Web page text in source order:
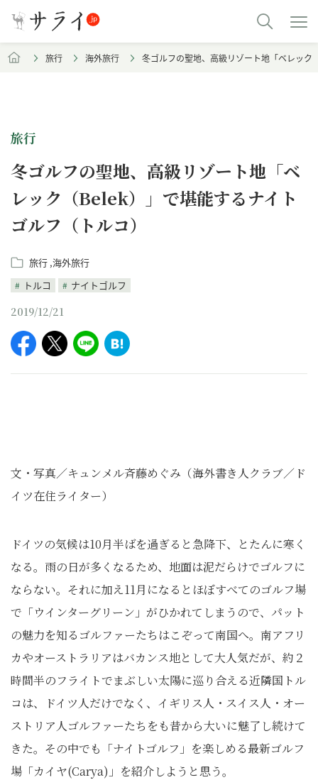
旅行 海外旅行 冬ゴルフの聖地、高級リゾート地「ベレッ
旅行
冬ゴルフの聖地、高級リゾート地「ベ
レック（Belek）」で堪能するナイト
ゴルフ（トルコ）
旅行 海外旅行
トルコ
ナイトゴルフ
2019/12/21
文・写真／キュンメル斉藤めぐみ（海外書き人クラブ／ド
イツ在住ライター）
ドイツの気候は10月半ばを過ぎると急降下、とたんに寒く
なる。雨の日が多くなるため、地面は泥だらけでゴルフに
ならない。それに加え11月になるとほぼすべてのゴルフ場
で「ウインターグリーン」がひかれてしまうので、パット
の魅力を知るゴルファーたちはこぞって南国へ。南アフリ
カやオーストラリアはバカンス地として大人気だが、約２
時間半のフライトでまぶしい太陽に巡り合える近隣国トル
コは、ドイツ人だけでなく、イギリス人・スイス人・オー
ストリア人ゴルファーたちをも昔から大いに魅了し続けて
きた。その中でも「ナイトゴルフ」を楽しめる最新ゴルフ
場「カイヤ(Carya)」を紹介しようと思う。